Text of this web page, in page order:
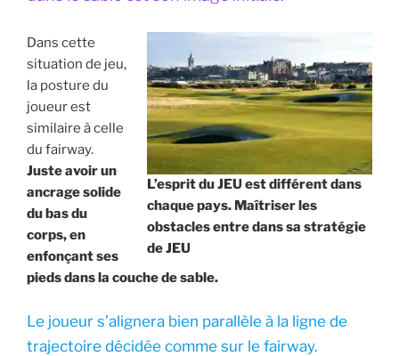
L’esprit du JEU est différent dans
chaque pays. Maîtriser les
obstacles entre dans sa stratégie
de JEU
Dans cette
situation de jeu,
la posture du
joueur est
similaire à celle
du fairway.
Juste avoir un
ancrage solide
du bas du
corps, en
enfonçant ses
pieds dans la couche de sable.
Le joueur s’alignera bien parallèle à la ligne de
trajectoire décidée comme sur le fairway.